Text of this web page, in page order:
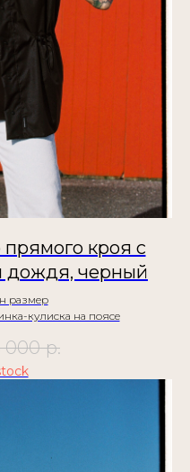
кроя с
дождя, черный
размер
кулиска на поясе
000 р.